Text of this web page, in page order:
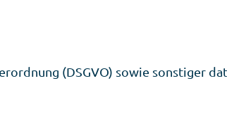
(DSGVO) sowie sonstiger